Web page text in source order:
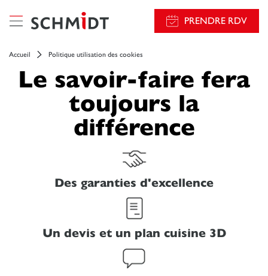
PRENDRE RDV
Accueil Politique utilisation des cookies
Le savoir-faire fera
toujours la
différence
Des garanties d'excellence
Un devis et un plan cuisine 3D